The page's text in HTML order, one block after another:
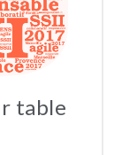
table